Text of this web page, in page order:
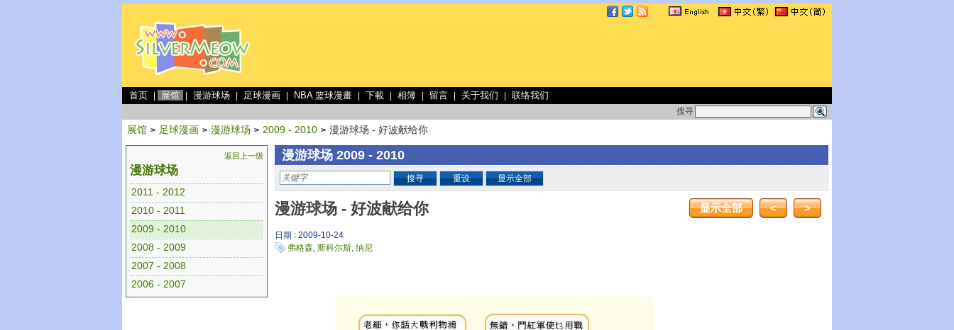
首页 展馆 漫游球场 足球漫画 NBA 篮球漫畫 下載 相簿 留言 关于我们 联络我们
搜寻
展馆 > 足球漫画 > 漫游球场 > 2009 - 2010 > 漫游球场 - 好波献给你
返回上一级
漫游球场
2011 - 2012
2010 - 2011
2009 - 2010
2008 - 2009
2007 - 2008
2006 - 2007
漫游球场 2009 - 2010
搜寻 重设 显示全部
漫游球场 - 好波献给你 显示全部 < >
日期 : 2009-10-24
弗格森, 斯科尔斯, 纳尼